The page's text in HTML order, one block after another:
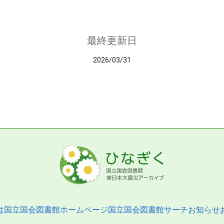
最終更新日
2026/03/31
国立国会図書館ホームページ国立国会図書館サーチお知らせ